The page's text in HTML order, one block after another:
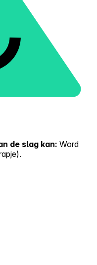
de slag kan: Word